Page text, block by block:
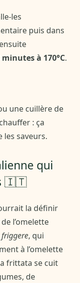
les
puis dans
minutes à 170°C.
une cuillère de
: ça
les saveurs.
qui
🇮🇹
la définir
l’omelette
friggere, qui
à l’omelette
frittata se cuit
de